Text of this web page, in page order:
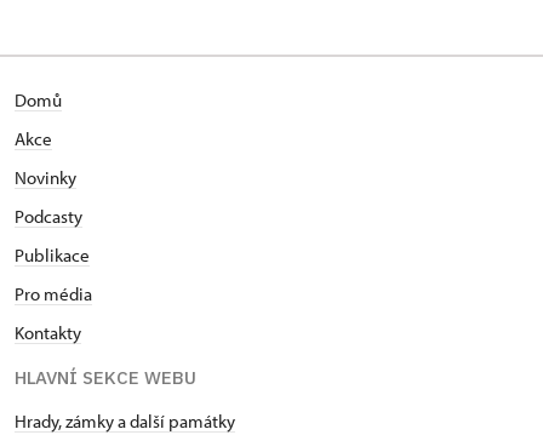
Domů
Akce
Novinky
Podcasty
Publikace
Pro média
Kontakty
HLAVNÍ SEKCE WEBU
Hrady, zámky a další památky